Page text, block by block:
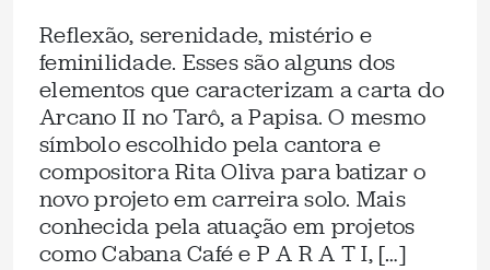
Reflexão, serenidade, mistério e
feminilidade. Esses são alguns dos
elementos que caracterizam a carta do
Arcano II no Tarô, a Papisa. O mesmo
símbolo escolhido pela cantora e
compositora Rita Oliva para batizar o
novo projeto em carreira solo. Mais
conhecida pela atuação em projetos
como Cabana Café e P A R A T I, […]